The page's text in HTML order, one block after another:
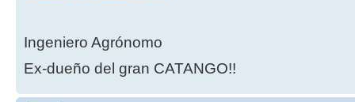
Ingeniero Agrónomo
Ex-dueño del gran CATANGO!!